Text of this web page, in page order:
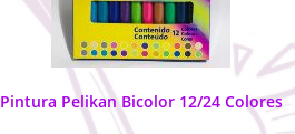
Pintura Pelikan Bicolor 12/24 Colores